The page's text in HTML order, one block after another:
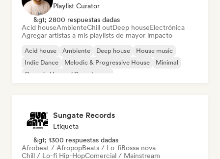
Playlist Curator
&gt; 2800 respuestas dadas
Acid houseAmbienteChill outDeep houseElectrónica
Agregar artistas a mis playlists de mayor impacto
Acid house Ambiente Deep house
House music
Indie Dance
Melodic & Progressive House
Minimal
Organic House / Downtempo
Sungate Records
Etiqueta
&gt; 1300 respuestas dadas
Afrobeat / AfropopBeats / Lo-fiBossa nova
Chill / Lo-fi Hip-HopComercial / Mainstream